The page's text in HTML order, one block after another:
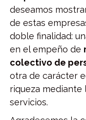
deseamos
de estas
doble finalidad:
en el empeño de
colectivo de
otra de carácter
riqueza
servicios.